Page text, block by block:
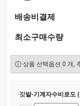
배송비결제
최소구매수량
상품 선택옵션 0 개,
선택된 옵션
깃발-기계자수비로도